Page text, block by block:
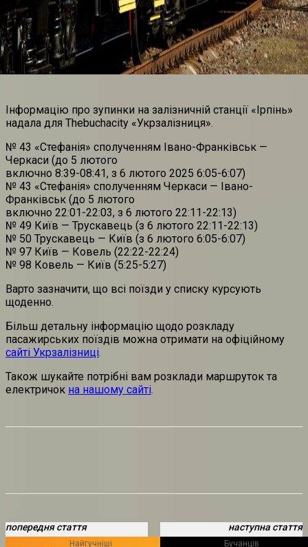
Інформацію про зупинки на залізничній станції «Ірпінь»
надала для Thebuchacity «Укрзалізниця».
№ 43 «Стефанія» сполученням Івано-Франківськ —
Черкаси (до 5 лютого
включно 8:39-08:41, з 6 лютого 2025 6:05-6:07)
№ 43 «Стефанія» сполученням Черкаси — Івано-
Франківськ (до 5 лютого
включно 22:01-22:03, з 6 лютого 22:11-22:13)
№ 49 Київ — Трускавець (з 6 лютого 22:11-22:13)
№ 50 Трускавець — Київ (з 6 лютого 6:05-6:07)
№ 97 Київ — Ковель (22:22-22:24)
№ 98 Ковель — Київ (5:25-5:27)
Варто зазначити, що всі поїзди у списку курсують
щоденно.
Більш детальну інформацію щодо розкладу
пасажирських поїздів можна отримати на офіційному
сайті Укрзалізниці.
Також шукайте потрібні вам розклади маршруток та
електричок на нашому сайті.
попередня стаття
Найгучніші
наступна стаття
Бучанців